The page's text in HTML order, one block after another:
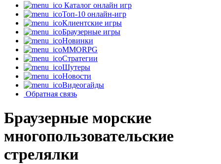
Каталог онлайн игр
Топ-10 онлайн-игр
Клиентские игры
Браузерные игры
Новинки
MMORPG
Стратегии
Шутеры
Новости
Видеогайды
Обратная связь
Браузерные морские
многопользовательские
стрелялки